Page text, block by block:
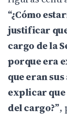
“¿Cómo
justificar que
cargo de la
porque era
que eran
explicar que
del cargo?”,